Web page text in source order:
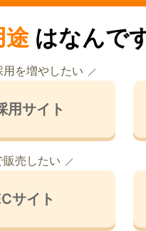
途はなんで
を増やしたい
用サイト
売したい
サイト